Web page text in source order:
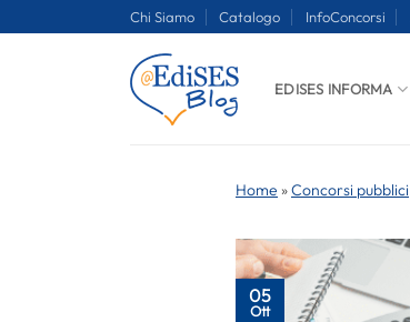
Chi Siamo Catalogo InfoConcorsi
EDISES INFORMA
Home »Concorsi pubblici
05
Ott